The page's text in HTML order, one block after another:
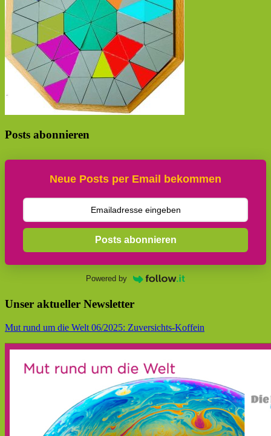
Posts abonnieren
Neue Posts per Email bekommen
Posts abonnieren
Powered by
Unser aktueller Newsletter
Mut rund um die Welt 06/2025: Zuversichts-Koffein